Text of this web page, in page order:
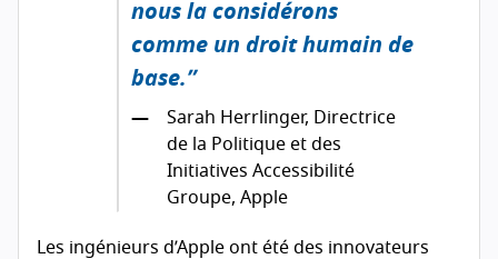
nous la considérons
comme un droit humain de
base.
Sarah Herrlinger, Directrice
de la Politique et des
Initiatives Accessibilité
Groupe, Apple
Les ingénieurs d’Apple ont été des innovateurs